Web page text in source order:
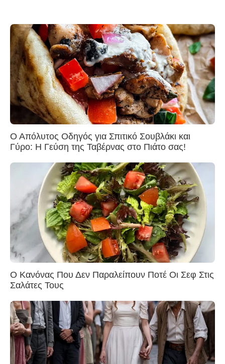
Ο Απόλυτος Οδηγός για Σπιτικό Σουβλάκι και
Γύρο: Η Γεύση της Ταβέρνας στο Πιάτο σας!
Ο Κανόνας Που Δεν Παραλείπουν Ποτέ Οι Σεφ Στις
Σαλάτες Τους